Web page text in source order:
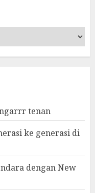
tenan
ke generasi di
dengan New